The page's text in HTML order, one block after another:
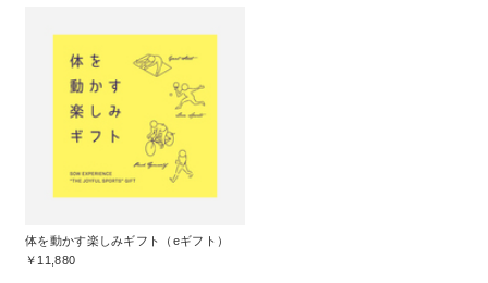
体を動かす楽しみギフト（eギフト）
￥11,880